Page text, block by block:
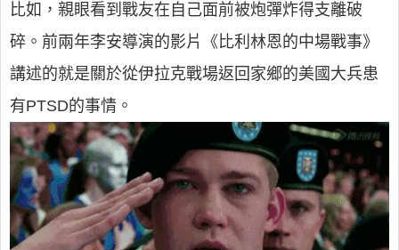
比如，親眼看到戰友在自己面前被炮彈炸得支離破
碎。前兩年李安導演的影片《比利林恩的中場戰事》
講述的就是關於從伊拉克戰場返回家鄉的美國大兵患
有PTSD的事情。